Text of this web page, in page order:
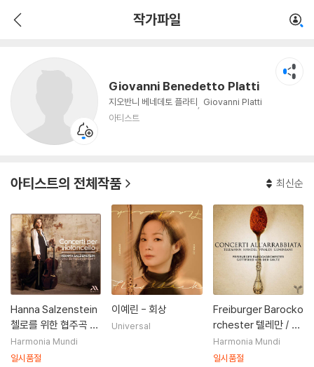
작가파일
Giovanni Benedetto Platti
지오반니 베네데토 플라티
Giovanni Platti
아티스트
아티스트의 전체작품 최신순
Hanna Salzenstein
첼로를 위한 협주곡 (C
oncerti Per Violonc
ello)
Harmonia Mundi
일시품절
이예린 - 회상
Universal
Freiburger Barocko
rchester 텔레만 / 플
라티 / 비발디 / 제미니
아니: 협주곡집 (Tele
Harmonia Mundi
일시품절